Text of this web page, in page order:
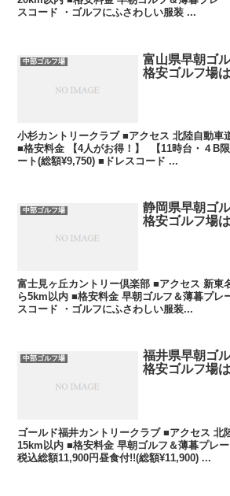
スコード ・ゴルフにふさわしい服装 ...
中部ゴルフ場
富山県早朝ゴ
格安ゴルフ場
小杉カントリークラブ ■アクセス 北陸自動車
■格安料金 【4人がお得！】 【11時台・４B
ート(総額¥9,750) ■ドレスコード ...
中部ゴルフ場
静岡県早朝ゴ
格安ゴルフ場
富士見ヶ丘カントリー倶楽部 ■アクセス 新東
ら5km以内 ■格安料金 早朝ゴルフ＆薄暮プレ
スコード ・ゴルフにふさわしい服装...
中部ゴルフ場
福井県早朝ゴ
格安ゴルフ場
ゴールド福井カントリークラブ ■アクセス 北
15km以内 ■格安料金 早朝ゴルフ＆薄暮プレー
税込総額11,900円昼食付!!(総額¥11,900) ...